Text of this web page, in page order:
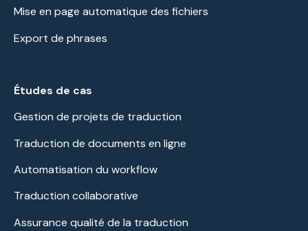
Mise en page automatique des fichiers
Export de phrases
Études de cas
Gestion de projets de traduction
Traduction de documents en ligne
Automatisation du workflow
Traduction collaborative
Assurance qualité de la traduction